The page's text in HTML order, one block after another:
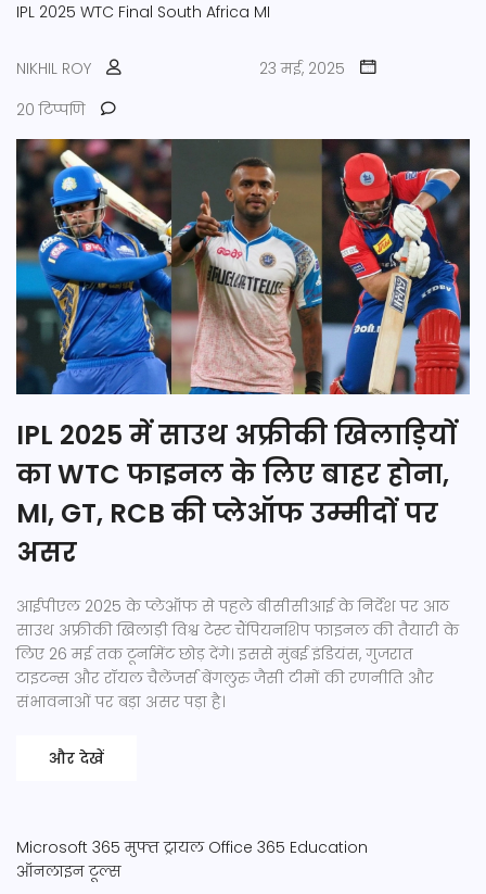
IPL 2025 WTC Final South Africa MI
NIKHIL ROY
23 मई, 2025
20 टिप्पणि
IPL 2025 में साउथ अफ्रीकी खिलाड़ियों
का WTC फाइनल के लिए बाहर होना,
MI, GT, RCB की प्लेऑफ उम्मीदों पर
असर
आईपीएल 2025 के प्लेऑफ से पहले बीसीसीआई के निर्देश पर आठ
साउथ अफ्रीकी खिलाड़ी विश्व टेस्ट चैंपियनशिप फाइनल की तैयारी के
लिए 26 मई तक टूर्नामेंट छोड़ देंगे। इससे मुंबई इंडियंस, गुजरात
टाइटन्स और रॉयल चैलेंजर्स बेंगलुरु जैसी टीमों की रणनीति और
संभावनाओं पर बड़ा असर पड़ा है।
और देखें
Microsoft 365 मुफ्त ट्रायल Office 365 Education
ऑनलाइन टूल्स